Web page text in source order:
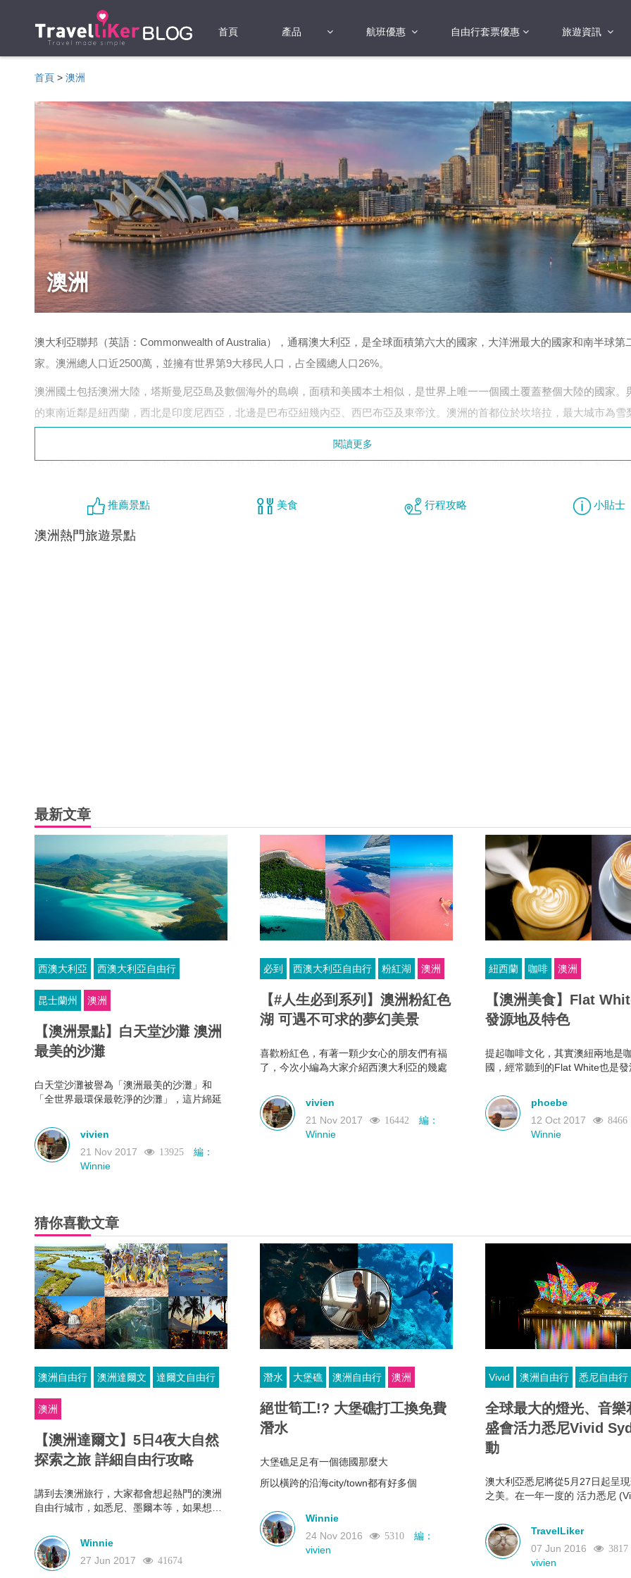
首頁 產品
酒店
當地游
租借WIFI蛋
旅遊保險
航班優惠
2017年
自由行套票優惠 旅遊資訊
國
歐洲
美洲
首頁 > 澳洲
澳洲
澳大利亞聯邦（英語：Commonwealth of Australia），通稱澳大利亞，是全球面積第六大的國家，大洋洲最大的國家和南半球第
家。澳洲總人口近2500萬，並擁有世界第9大移民人口，占全國總人口26%。
澳洲國土包括澳洲大陸，塔斯曼尼亞島及數個海外的島嶼，面積和美國本土相似，是世界上唯一一個國土覆蓋整個大陸的國家。
的東南近鄰是紐西蘭，西北是印度尼西亞，北邊是巴布亞紐幾內亞、西巴布亞及東帝汶。澳洲的首都位於坎培拉，最大城市為雪
澳洲是世界最廣闊的國家之一，且有多樣的自然景觀，包括熱帶雨林、別稱為「紅色中心」的沙漠、吸引很多旅客的海濱及馳名
遺產大堡礁及烏魯汝。澳洲和美國是並列擁有世界自然遺產最多的國家，同時擁有極少數僅產於澳洲的珍貴動植物物種，如鴨嘴
簽證：特區護照要簽証、BNO要簽証
語言：英語。
領事館：澳洲領事館
地址：灣仔港灣道 25 號海港中心 23 樓
閱讀更多
推薦景點 美食 行程攻略 小貼士
澳洲熱門旅遊景點
最新文章
西澳大利亞 西澳大利亞自由行
昆士蘭州 澳洲
【澳洲景點】白天堂沙灘 澳洲
最美的沙灘​
白天堂沙灘被譽為「澳洲最美的沙灘」和
「全世界最環保最乾淨的沙灘」，這片綿延
灘與海岸的紅樹林、湛藍的海水交相輝映，
美得不像真實世界。
vivien
21 Nov 2017
13925
編：
Winnie
必到 西澳大利亞自由行 粉紅湖 澳洲
【#人生必到系列】澳洲粉紅色
湖 可遇不可求的夢幻美景
喜歡粉紅色，有著一顆少女心的朋友們有福
了，今次小編為大家介紹西澳大利亞的幾處
常浪漫的美譽——叫「上帝遺落的小玫
瑰」。
vivien
21 Nov 2017
16442
編：
Winnie
紐西蘭 咖啡 澳洲
【澳洲美食】Flat
發源地及特色
提起咖啡文化，其實澳紐兩地是
國，經常聽到的Flat White也是
以下就了解一下Flat White是怎
phoebe
12 Oct 2017
8466
Winnie
猜你喜歡文章
澳洲自由行 澳洲達爾文 達爾文自由行
澳洲
【澳洲達爾文】5日4夜大自然
探索之旅 詳細自由行攻略
講到去澳洲旅行，大家都會想起熱門的澳洲
自由行城市，如悉尼、墨爾本等，如果想探
得到訪的地方 - 達爾文。對去達爾文旅遊不
太熟識?不用擔心，這份5天4夜詳細攻略，
帶你探索澳洲神秘北部 - 達爾文!
Winnie
27 Jun 2017
41674
潛水 大堡礁 澳洲自由行 澳洲
絕世筍工!? 大堡礁打工換免費
潛水
大堡礁足足有一個德國那麼大
所以橫跨的沿海city/town都有好多個
水域
大概是因為北面比較近赤道所以珊瑚更鮮艷
Winnie
24 Nov 2016
5310
編：
vivien
Vivid 澳洲自由行 悉尼自由行
全球最大的燈光、音樂
盛會活力悉尼Vivid
動
澳大利亞悉尼將從5月27日起呈
之美。在一年一度的 活力悉尼
置點亮整個城市，全球知名的悉
橋、悉尼歌劇院和整個城市幻化
的藝術世界。活力悉尼於5月27
動，活動將持續23個夜晚，直至
TravelLiker
07 Jun 2016
3817
vivien